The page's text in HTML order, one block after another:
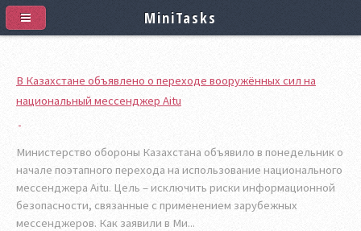
В Казахстане объявлено о переходе вооружённых сил на
национальный мессенджер Aitu
Министерство обороны Казахстана объявило в понедельник о
начале поэтапного перехода на использование национального
мессенджера Aitu. Цель – исключить риски информационной
безопасности, связанные с применением зарубежных
мессенджеров. Как заявили в Ми...
MiniTasks